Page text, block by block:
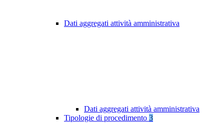
Dati aggregati attività amministrativa
Dati aggregati attività amministrativa
Tipologie di procedimento 3